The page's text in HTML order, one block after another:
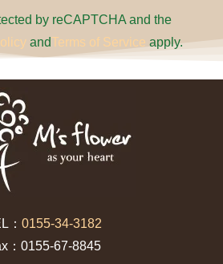
by reCAPTCHA and the
andTerms of Service apply.
： 0155-34-3182
：0155-67-8845